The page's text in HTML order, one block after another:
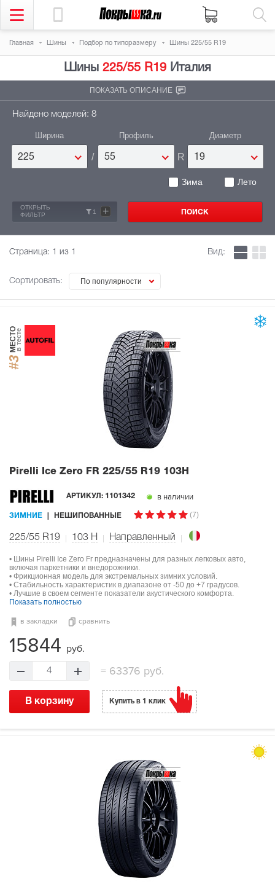
Главная Шины Подбор по типоразмеру Шины 225/55 R19
Шины 225/55 R19 Италия
ПОКАЗАТЬ ОПИСАНИЕ
Найдено моделей: 8
Ширина
225 /
Профиль
55 R
Диаметр
19
Зима Лето
ОТКРЫТЬ
ФИЛЬТР
1 +
Страница: 1 из 1
Сортировать: По популярности
Вид:
#3
МЕСТОв тесте
Pirelli Ice Zero FR 225/55 R19 103H
АРТИКУЛ: 1101342 в наличии
ЗИМНИЕ НЕШИПОВАННЫЕ (7)
225/55 R19 103 H Направленный
• Шины Pirelli Ice Zero Fr предназначены для разных легковых авто,
включая паркетники и внедорожники.
• Фрикционная модель для экстремальных зимних условий.
• Стабильность характеристик в диапазоне от -50 до +7 градусов.
• Лучшие в своем сегменте показатели акустического комфорта.
Показать полностью
в закладки сравнить
15844 руб.
4 = 63376 руб.
В корзину Купить в 1 клик